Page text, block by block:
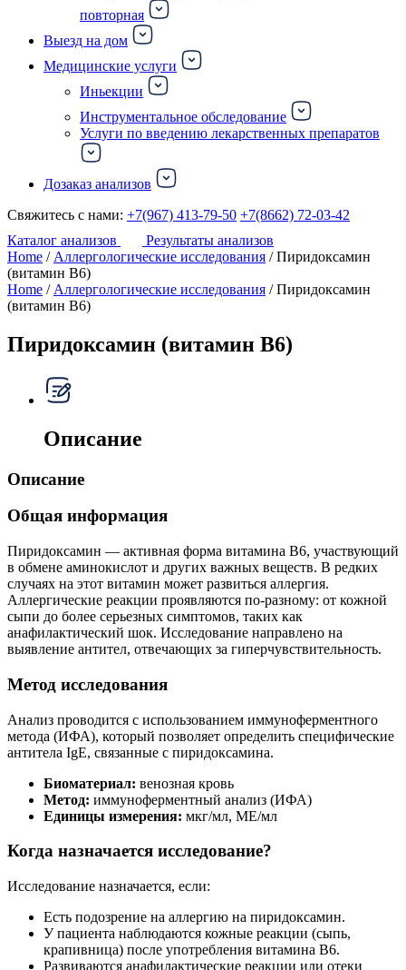
повторная
Выезд на дом
Медицинские услуги
Иньекции
Инструментальное обследование
Услуги по введению лекарственных препаратов
Дозаказ анализов
Свяжитесь с нами: +7(967) 413-79-50 +7(8662) 72-03-42
Каталог анализов
Результаты анализов
Home / Аллергологические исследования / Пиридоксамин
(витамин В6)
Home / Аллергологические исследования / Пиридоксамин
(витамин В6)
Пиридоксамин (витамин В6)
Описание
Описание
Общая информация
Пиридоксамин — активная форма витамина B6, участвующий
в обмене аминокислот и других важных веществ. В редких
случаях на этот витамин может развиться аллергия.
Аллергические реакции проявляются по-разному: от кожной
сыпи до более серьезных симптомов, таких как
анафилактический шок. Исследование направлено на
выявление антител, отвечающих за гиперчувствительность.
Метод исследования
Анализ проводится с использованием иммуноферментного
метода (ИФА), который позволяет определить специфические
антитела IgE, связанные с пиридоксамина.
Биоматериал: венозная кровь
Метод: иммуноферментный анализ (ИФА)
Единицы измерения: мкг/мл, МЕ/мл
Когда назначается исследование?
Исследование назначается, если:
Есть подозрение на аллергию на пиридоксамин.
У пациента наблюдаются кожные реакции (сыпь,
крапивница) после употребления витамина B6.
Развиваются анафилактические реакции или отеки